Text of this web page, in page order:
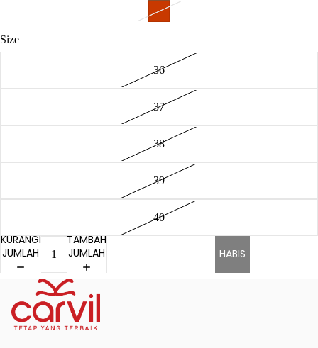
Size
36
37
38
39
40
KURANGI
JUMLAH
TAMBAH
JUMLAH
HABIS